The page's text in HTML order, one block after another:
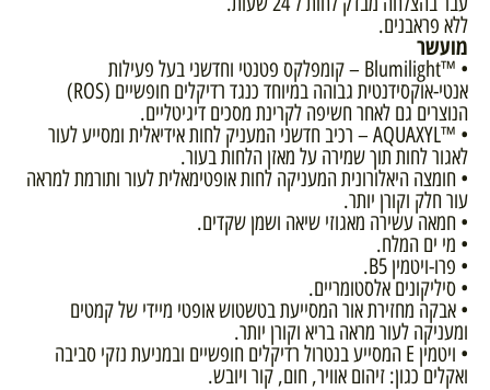
ללא פראבנים.
מועשר
• ™Blumilight – קומפלקס פטנטי וחדשני בעל פעילות
אנטי-אוקסידנטית גבוהה במיוחד כנגד רדיקלים חופשיים (ROS)
הנוצרים גם לאחר חשיפה לקרינת מסכים דיגיטליים.
• ™AQUAXYL – רכיב חדשני המעניק לחות אידיאלית ומסייע לעור
לאגור לחות תוך שמירה על מאזן הלחות בעור.
• חומצה היאלורונית המעניקה לחות אופטימאלית לעור ותורמת למראה
עור חלק וקורן יותר.
• חמאה עשירה מאגוזי שיאה ושמן שקדים.
• מי ים המלח.
• פרו-ויטמין B5.
• סיליקונים אלסטומריים.
• אבקה מחזירת אור המסייעת בטשטוש אופטי מיידי של קמטים
ומעניקה לעור מראה בריא וקורן יותר.
• ויטמין E המסייע בנטרול רדיקלים חופשיים ובמניעת נזקי סביבה
ואקלים כגון: זיהום אוויר, חום, קור ויובש.